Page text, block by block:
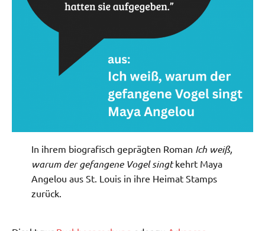
In ihrem biografisch geprägten Roman Ich weiß,
warum der gefangene Vogel singtkehrt Maya
Angelou aus St. Louis in ihre Heimat Stamps
zurück.